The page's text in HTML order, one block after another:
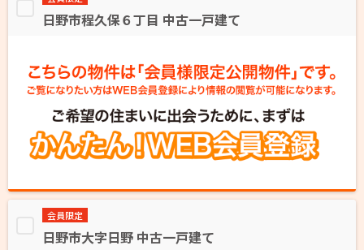
日野市程久保６丁目 中古一戸建て
会員限定
日野市大字日野 中古一戸建て